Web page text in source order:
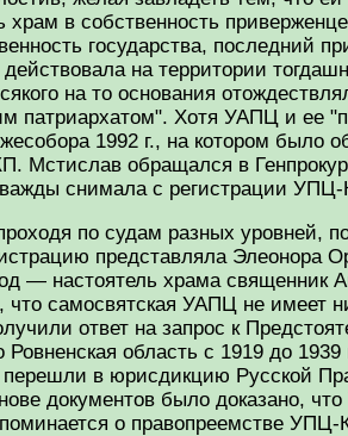
в собственность
государства, последний
на территории
на то основания
патриархатом". Хотя УАПЦ и ее
1992 г., на котором
Мстислав обращался в
снимала с регистрации
по судам разных уровней,
представляла
— настоятель храма священник
самосвятская УАПЦ не имеет
ответ на запрос к
область с 1919 до 1939
в юрисдикцию Русской
документов было доказано,
о правопреемстве